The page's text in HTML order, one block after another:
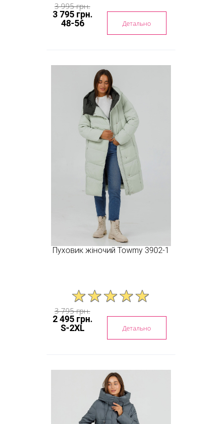
3 995 грн.
3 795 грн.
48-56
Детально
Пуховик жіночий Towmy 3902-1
3 795 грн.
2 495 грн.
S-2XL
Детально